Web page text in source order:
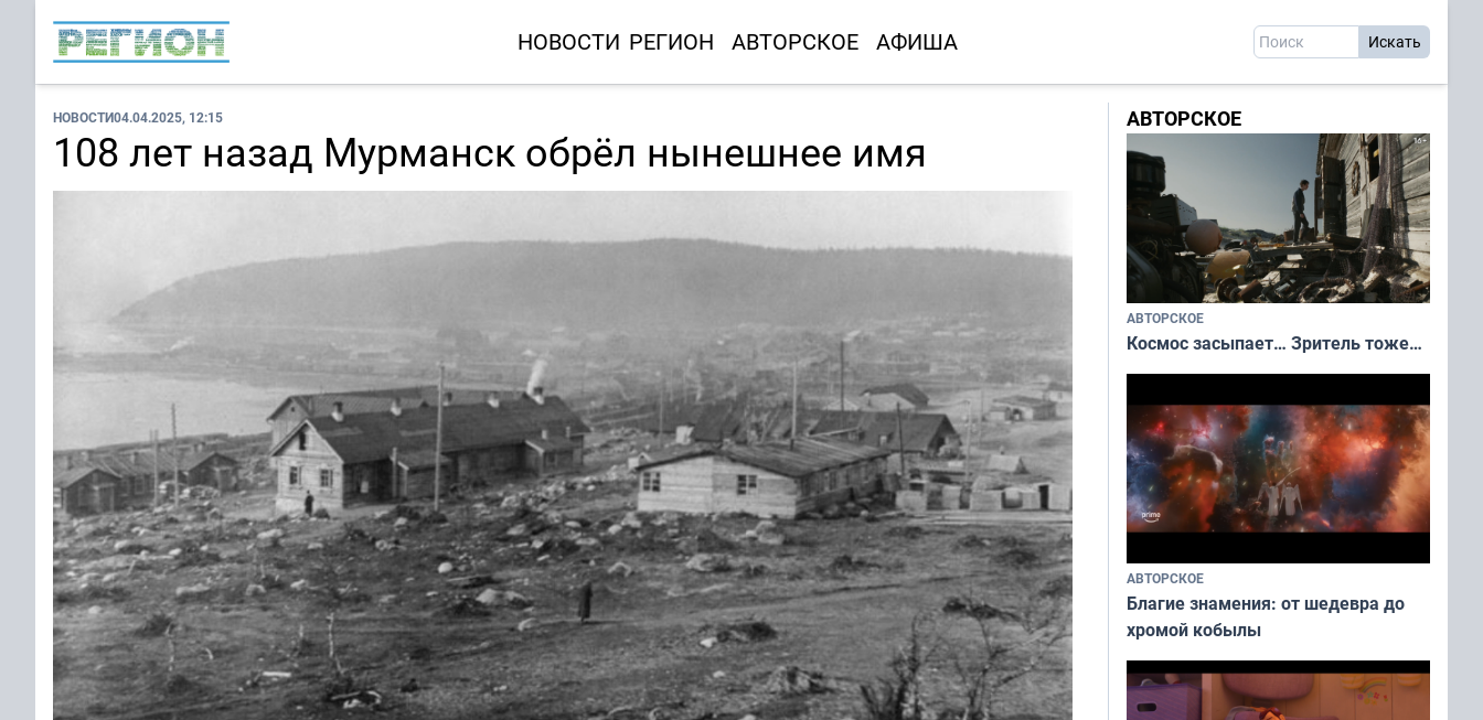
НОВОСТИ РЕГИОН АВТОРСКОЕ АФИША
НОВОСТИ04.04.2025, 12:15
108 лет назад Мурманск обрёл нынешнее имя
АВТОРСКОЕ
АВТОРСКОЕ
Космос засыпает… Зритель тоже…
АВТОРСКОЕ
Благие знамения: от шедевра до
хромой кобылы